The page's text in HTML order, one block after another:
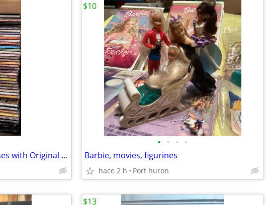
Lot of 80 Empty CD Jewel Cases with Original Artwork Assorted. NO CD'S
• • • •
Barbie, movies, figurines
hace 2 h Port huron
$10
$13